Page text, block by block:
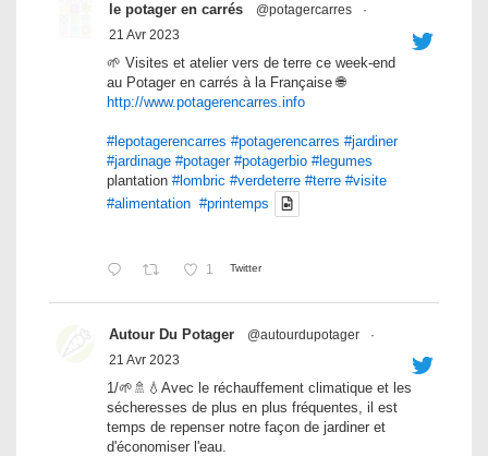
le potager en carrés @potagercarres
·
21 Avr 2023
🌱 Visites et atelier vers de terre ce week-end
au Potager en carrés à la Française 🌐
http://www.potagerencarres.info
#lepotagerencarres #potagerencarres #jardiner
#jardinage #potager #potagerbio #legumes
plantation #lombric #verdeterre #terre #visite
#alimentation #printemps
1 Twitter
Autour Du Potager @autourdupotager
·
21 Avr 2023
1/🌱🚿💧Avec le réchauffement climatique et les
sécheresses de plus en plus fréquentes, il est
temps de repenser notre façon de jardiner et
d'économiser l'eau.